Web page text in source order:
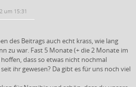
um 15:31
des Beitrags auch echt krass, wie lang
zu war. Fast 5 Monate (+ die 2 Monate im
dass so etwas nicht nochmal
ihr gewesen? Da gibt es für uns noch viel